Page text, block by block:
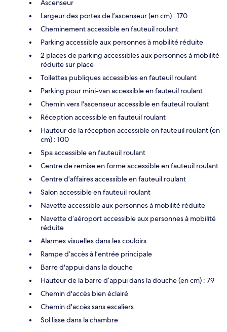
Ascenseur
Largeur des portes de l’ascenseur (en cm) : 170
Cheminement accessible en fauteuil roulant
Parking accessible aux personnes à mobilité réduite
2 places de parking accessibles aux personnes à mobilité
réduite sur place
Toilettes publiques accessibles en fauteuil roulant
Parking pour mini-van accessible en fauteuil roulant
Chemin vers l'ascenseur accessible en fauteuil roulant
Réception accessible en fauteuil roulant
Hauteur de la réception accessible en fauteuil roulant (en
cm) : 100
Spa accessible en fauteuil roulant
Centre de remise en forme accessible en fauteuil roulant
Centre d'affaires accessible en fauteuil roulant
Salon accessible en fauteuil roulant
Navette accessible aux personnes à mobilité réduite
Navette d’aéroport accessible aux personnes à mobilité
réduite
Alarmes visuelles dans les couloirs
Rampe d’accès à l’entrée principale
Barre d'appui dans la douche
Hauteur de la barre d’appui dans la douche (en cm) : 79
Chemin d'accès bien éclairé
Chemin d'accès sans escaliers
Sol lisse dans la chambre